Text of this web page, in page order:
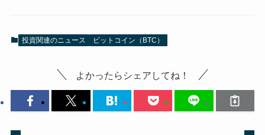
投資関連のニュース ビットコイン（BTC）
よかったらシェアしてね！